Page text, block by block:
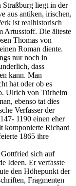
liegt in der
aus antiken, irischen,
ist realhistorisch
Artusstoff. Die älteste
Thomas von
Roman diente.
nur noch in
dass
kann. Man
hat oder ob es
Ulrich von Türheim
ebenso tat dies
Verfasser der
1190 einen eher
komponierte Richard
1865 ihre
sich auf
Ideen. Er verfasste
den Höhepunkt der
Fragmenten